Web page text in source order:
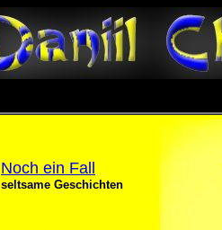
Noch ein Fall
seltsame Geschichten